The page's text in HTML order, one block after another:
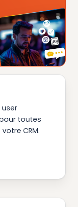
toutes
CRM.